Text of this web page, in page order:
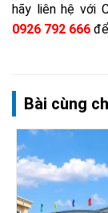
hãy liên hệ với
0926 792 666
Bài cùng